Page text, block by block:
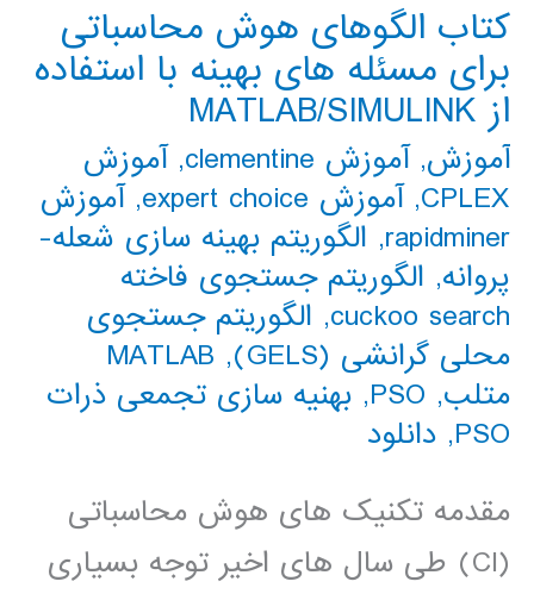
کتاب الگوهای هوش محاسباتی
برای مسئله های بهینه با استفاده
از MATLAB/SIMULINK
آموزش,آموزش clementine ,آموزش
CPLEX
,آموزش expert choice ,آموزش
rapidminer
, الگوریتم بهینه سازی شعله-
پروانه, الگوریتم جستجوی فاخته
cuckoo search
, الگوریتم جستجوی
محلی گرانشی (GELS)
,
MATLAB
متلب,
PSO
, بهنیه سازی تجمعی ذرات
PSO
, دانلود
مقدمه تکنیک های هوش محاسباتی
(CI) طی سال های اخیر توجه بسیاری